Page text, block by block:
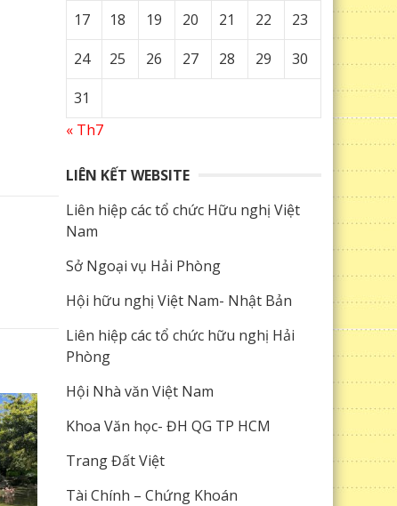
17
18 19 20 21 22
23
24
25 26 27 28 29
30
31
« Th7
LIÊN KẾT WEBSITE
Liên hiệp các tổ chức Hữu nghị Việt
Nam
Sở Ngoại vụ Hải Phòng
Hội hữu nghị Việt Nam- Nhật Bản
Liên hiệp các tổ chức hữu nghị Hải
Phòng
Hội Nhà văn Việt Nam
Khoa Văn học- ĐH QG TP HCM
Trang Đất Việt
Tài Chính – Chứng Khoán